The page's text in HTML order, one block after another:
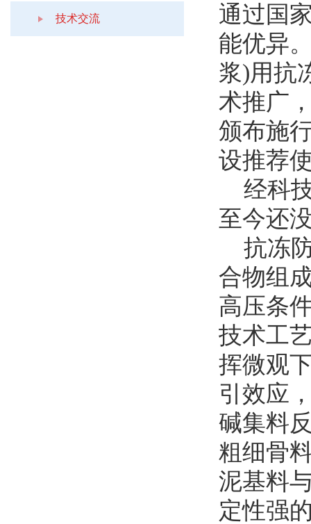
技术交流
通过国
能优异
浆)用抗
术推广
颁布施
设推荐
经科技
至今还
抗冻防
合物组
高压条
技术工
挥微观
引效应
碱集料
粗细骨
泥基料
定性强